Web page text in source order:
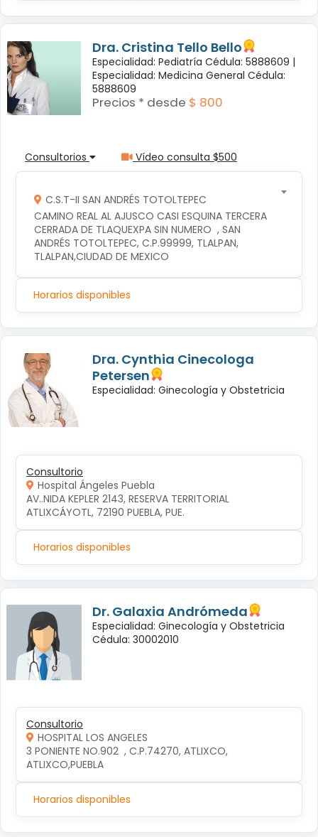
Dra. Cristina Tello Bello
Especialidad: Pediatría Cédula: 5888609 |
Especialidad: Medicina General Cédula:
5888609
Precios * desde $ 800
Consultorios Vídeo consulta $500
C.S.T-II SAN ANDRÉS TOTOLTEPEC
CAMINO REAL AL AJUSCO CASI ESQUINA TERCERA
CERRADA DE TLAQUEXPA SIN NUMERO  , SAN
ANDRÉS TOTOLTEPEC, C.P.99999, TLALPAN,
TLALPAN,CIUDAD DE MEXICO
Horarios disponibles
Dra. Cynthia Cinecologa
Petersen
Especialidad: Ginecología y Obstetricia
Consultorio
Hospital Ángeles Puebla
AV..NIDA KEPLER 2143, RESERVA TERRITORIAL
ATLIXCÁYOTL, 72190 PUEBLA, PUE.
Horarios disponibles
Dr. Galaxia Andrómeda
Especialidad: Ginecología y Obstetricia
Cédula: 30002010
Consultorio
HOSPITAL LOS ANGELES
3 PONIENTE NO.902  , C.P.74270, ATLIXCO,
ATLIXCO,PUEBLA
Horarios disponibles